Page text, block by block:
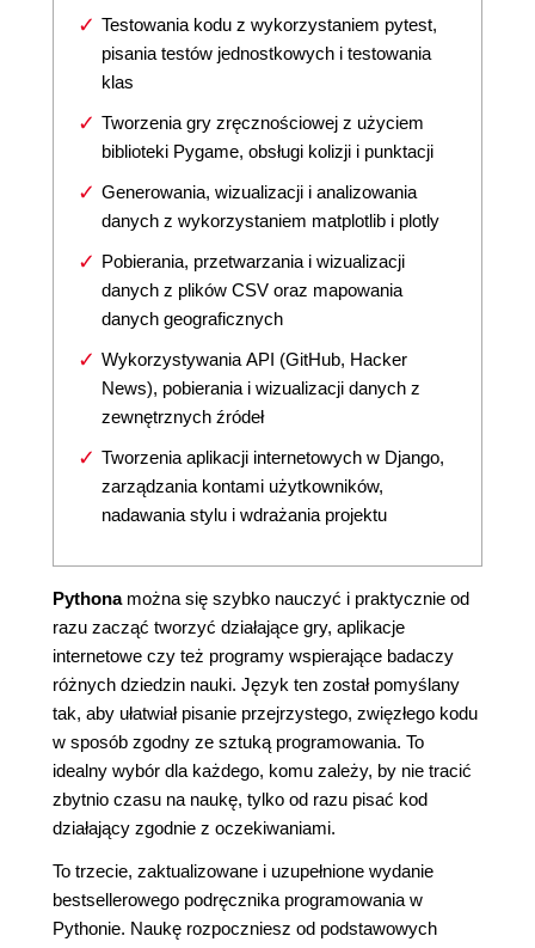
Testowania kodu z wykorzystaniem pytest,
pisania testów jednostkowych i testowania
klas
Tworzenia gry zręcznościowej z użyciem
biblioteki Pygame, obsługi kolizji i punktacji
Generowania, wizualizacji i analizowania
danych z wykorzystaniem matplotlib i plotly
Pobierania, przetwarzania i wizualizacji
danych z plików CSV oraz mapowania
danych geograficznych
Wykorzystywania API (GitHub, Hacker
News), pobierania i wizualizacji danych z
zewnętrznych źródeł
Tworzenia aplikacji internetowych w Django,
zarządzania kontami użytkowników,
nadawania stylu i wdrażania projektu
Pythonamożna się szybko nauczyć i praktycznie od
razu zacząć tworzyć działające gry, aplikacje
internetowe czy też programy wspierające badaczy
różnych dziedzin nauki. Język ten został pomyślany
tak, aby ułatwiał pisanie przejrzystego, zwięzłego kodu
w sposób zgodny ze sztuką programowania. To
idealny wybór dla każdego, komu zależy, by nie tracić
zbytnio czasu na naukę, tylko od razu pisać kod
działający zgodnie z oczekiwaniami.
To trzecie, zaktualizowane i uzupełnione wydanie
bestsellerowego podręcznika programowania w
Pythonie. Naukę rozpoczniesz od podstawowych